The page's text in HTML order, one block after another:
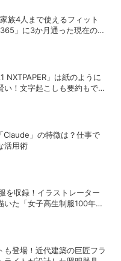
族4人まで使えるフィット
」に3か月通った現在のリ
NXTPAPER」は紙のように
い！文字起こしも要約もでき
Claude」の特徴は？仕事で
活用術
を収録！イラストレーター
いた「女子高生制服100年図
も登場！近代建築の巨匠フラ